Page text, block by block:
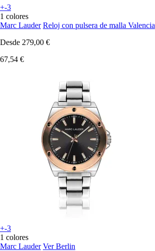
+-3
1 colores
Marc Lauder Reloj con pulsera de malla Valencia
Desde 279,00 €
67,54 €
+-3
1 colores
Marc Lauder Ver Berlin